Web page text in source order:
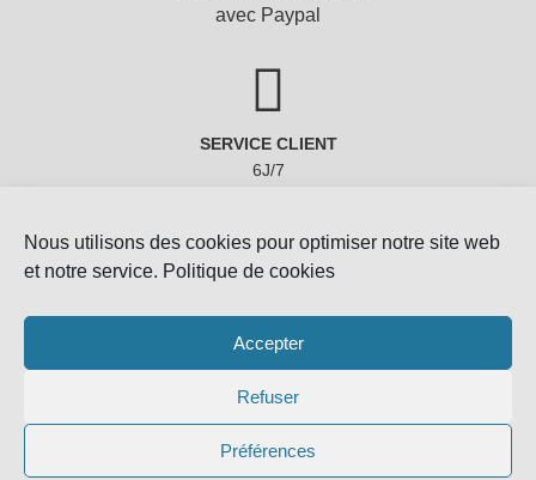
Nous utilisons des cookies pour optimiser notre site web
et notre service. Politique de cookies
Accepter
Refuser
Préférences
avec Paypal
SERVICE CLIENT
6J/7
Copyright © 2022 - Gemmes-Naturelles